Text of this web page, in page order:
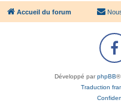
Accueil du forum
Développé parphpBB®
Traduction